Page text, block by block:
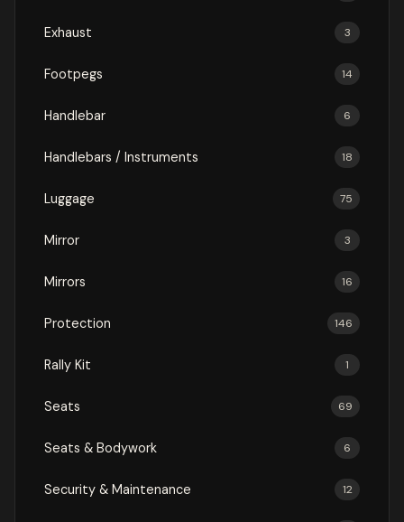
Exhaust 3
Footpegs 14
Handlebar 6
Handlebars / Instruments 18
Luggage 75
Mirror 3
Mirrors 16
Protection 146
Rally Kit 1
Seats 69
Seats & Bodywork 6
Security & Maintenance 12